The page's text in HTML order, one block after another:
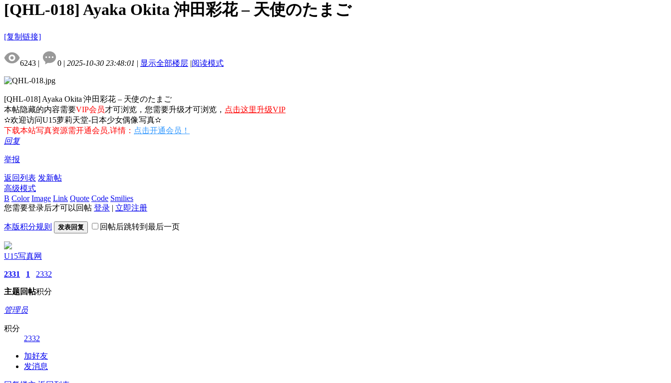
[QHL-018] Ayaka Okita 沖田彩花 – 天使のたまご
[复制链接]
6243 | 0 | 2025-10-30 23:48:01 | 显示全部楼层 |阅读模式
[QHL-018] Ayaka Okita 沖田彩花 – 天使のたまご
本帖隐藏的内容需要VIP会员才可浏览，您需要升级才可浏览， 点击这里升级VIP
✫欢迎访问U15萝莉天堂-日本少女偶像写真✫
下载本站写真资源需开通会员,详情： 点击开通会员！
回复
举报
返回列表 发新帖
高级模式
B Color Image Link Quote Code Smilies
您需要登录后才可以回帖 登录 | 立即注册
本版积分规则 发表回复 回帖后跳转到最后一页
U15写真网
2331
主题
1
回帖
2332
积分
管理员
积分
2332
加好友
发消息